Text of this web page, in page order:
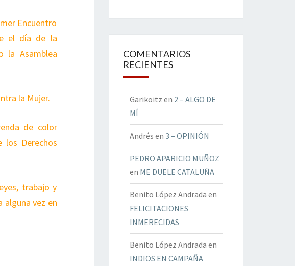
Encuentro
el día de la
la Asamblea
la Mujer.
de color
los Derechos
trabajo y
alguna vez en
COMENTARIOS
RECIENTES
Garikoitz en 2 – ALGO DE
MÍ
Andrés en 3 – OPINIÓN
PEDRO APARICIO MUÑOZ
en ME DUELE CATALUÑA
Benito López Andrada en
FELICITACIONES
INMERECIDAS
Benito López Andrada en
INDIOS EN CAMPAÑA